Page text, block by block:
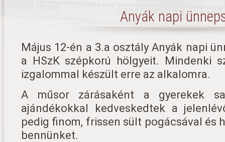
Anyák napi
Május 12-én a 3.a osztály Anyák napi
a HSzK szépkorú hölgyeit. Mindenki
izgalommal készült erre az alkalomra.
A műsor zárásaként a gyerekek
ajándékokkal kedveskedtek a
pedig finom, frissen sült pogácsával és
bennünket.